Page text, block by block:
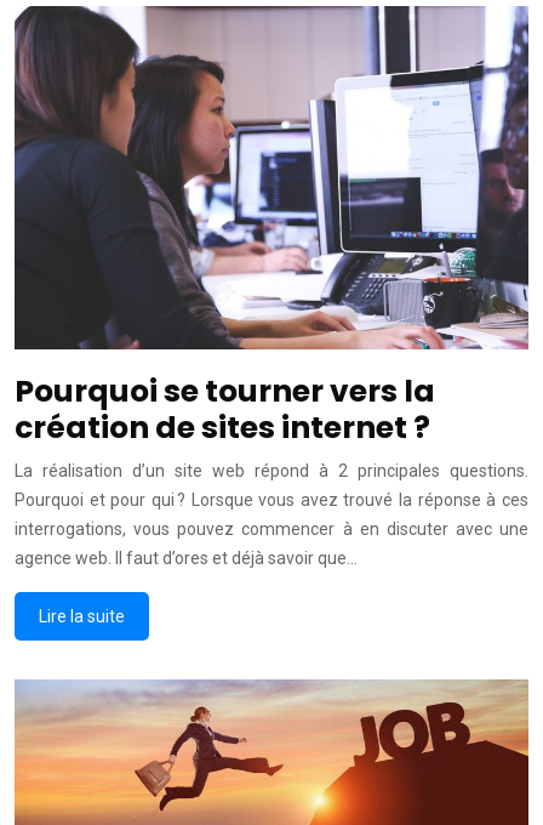
Pourquoi se tourner vers la
création de sites internet ?
La réalisation d’un site web répond à 2 principales questions.
Pourquoi et pour qui ? Lorsque vous avez trouvé la réponse à ces
interrogations, vous pouvez commencer à en discuter avec une
agence web. Il faut d’ores et déjà savoir que…
Lire la suite